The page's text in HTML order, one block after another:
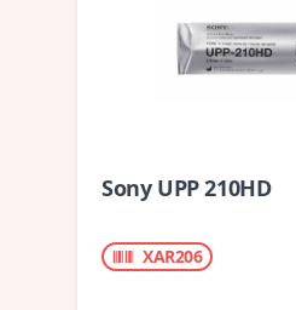
Sony UPP 210HD
XAR206